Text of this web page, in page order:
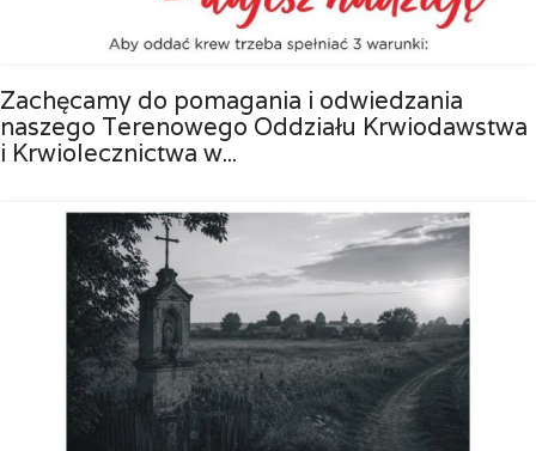
Zachęcamy do pomagania i odwiedzania
naszego Terenowego Oddziału Krwiodawstwa
i Krwiolecznictwa w...